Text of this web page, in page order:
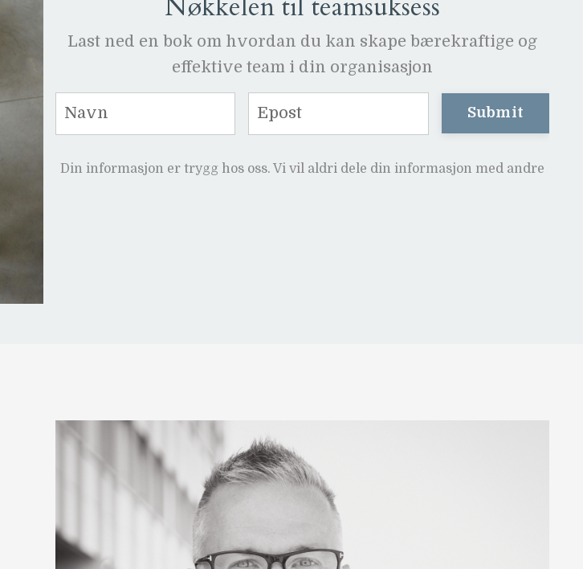
Last ned en bok om hvordan du kan skape bærekraftige og
effektive team i din organisasjon
Submit
Din informasjon er trygg hos oss. Vi vil aldri dele din informasjon med andre